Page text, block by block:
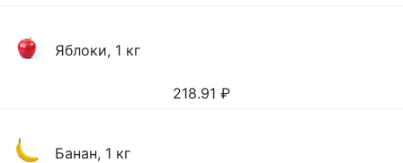
Яблоки, 1 кг
218.91 ₽
Банан, 1 кг